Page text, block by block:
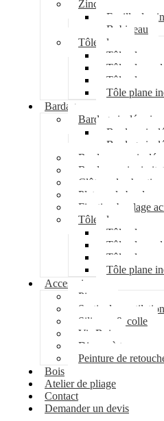
Zinc
Feuille de
Bobineau
Tôle plane
Tôle plane
Tôle plane
Tôle plane
Tôle plane
Bardage
Bardage isolé acier
Bardage
Bardage
Bardage non isolé
Bardage acier
Clôture de chantier
Plateau de bardage
Fixation bardage
Tôle plane
Tôle plane
Tôle plane
Tôle plane
Tôle plane
Accessoires
Pipeco
Sortie de ventilation
Silicone & colle
Vis Bois
Disque à tronçonner
Peinture de
Bois
Atelier de pliage
Contact
Demander un devis